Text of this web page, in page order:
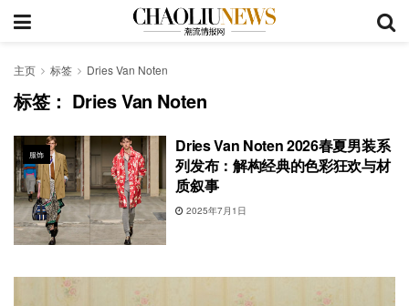
主页 标签 Dries Van Noten
标签： Dries Van Noten
服饰
Dries Van Noten 2026春夏男装系
列发布：解构经典的色彩狂欢与材
质叙事
2025年7月1日